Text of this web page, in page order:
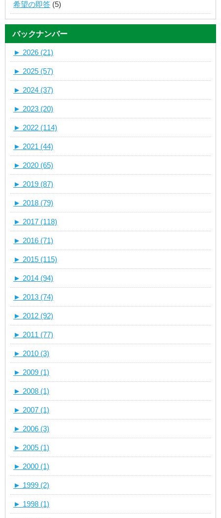
希望の即答 (5)
バックナンバー
► 2026 (21)
► 2025 (57)
► 2024 (37)
► 2023 (20)
► 2022 (114)
► 2021 (44)
► 2020 (65)
► 2019 (87)
► 2018 (79)
► 2017 (118)
► 2016 (71)
► 2015 (115)
► 2014 (94)
► 2013 (74)
► 2012 (92)
► 2011 (77)
► 2010 (3)
► 2009 (1)
► 2008 (1)
► 2007 (1)
► 2006 (3)
► 2005 (1)
► 2000 (1)
► 1999 (2)
► 1998 (1)